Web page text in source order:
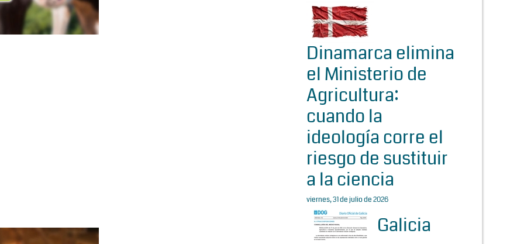
Dinamarca elimina
el Ministerio de
Agricultura:
cuando la
ideología corre el
riesgo de sustituir
a la ciencia
viernes, 31 de julio de 2026
Galicia